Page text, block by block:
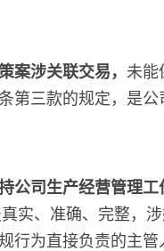
案涉关联交易， 未能
第三款的规定，是
公司生产经营管理工
实、准确、完整，
行为直接负责的主管